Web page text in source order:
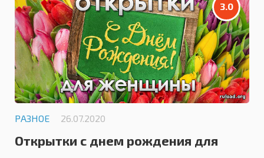
3.0
РАЗНОЕ 26.07.2020
Открытки с днем рождения для